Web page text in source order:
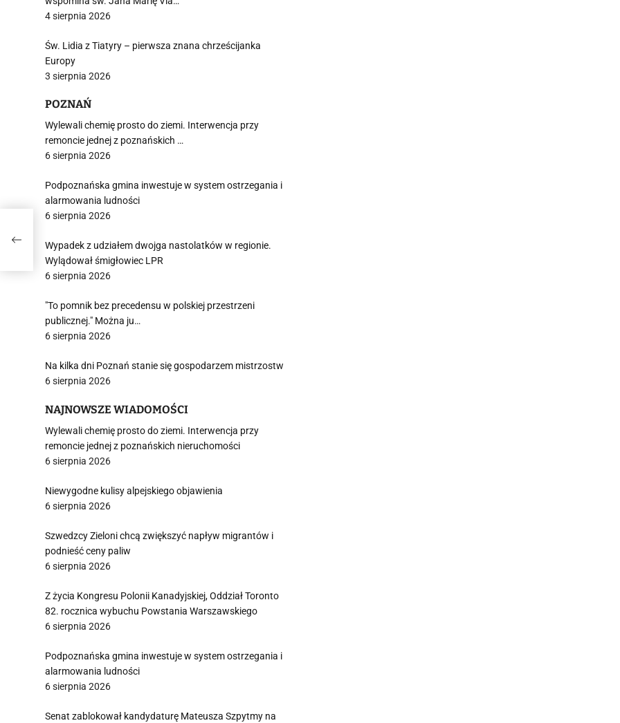
4 sierpnia 2026
Św. Lidia z Tiatyry – pierwsza znana chrześcijanka
Europy
3 sierpnia 2026
POZNAŃ
Wylewali chemię prosto do ziemi. Interwencja przy
remoncie jednej z poznańskich …
6 sierpnia 2026
Podpoznańska gmina inwestuje w system ostrzegania i
alarmowania ludności
6 sierpnia 2026
Wypadek z udziałem dwojga nastolatków w regionie.
Wylądował śmigłowiec LPR
6 sierpnia 2026
"To pomnik bez precedensu w polskiej przestrzeni
publicznej." Można ju…
6 sierpnia 2026
Na kilka dni Poznań stanie się gospodarzem mistrzostw
6 sierpnia 2026
NAJNOWSZE WIADOMOŚCI
Wylewali chemię prosto do ziemi. Interwencja przy
remoncie jednej z poznańskich nieruchomości
6 sierpnia 2026
Niewygodne kulisy alpejskiego objawienia
6 sierpnia 2026
Szwedzcy Zieloni chcą zwiększyć napływ migrantów i
podnieść ceny paliw
6 sierpnia 2026
Z życia Kongresu Polonii Kanadyjskiej, Oddział Toronto
82. rocznica wybuchu Powstania Warszawskiego
6 sierpnia 2026
Podpoznańska gmina inwestuje w system ostrzegania i
alarmowania ludności
6 sierpnia 2026
Senat zablokował kandydaturę Mateusza Szpytmy na